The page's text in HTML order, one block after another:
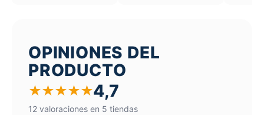
OPINIONES DEL
PRODUCTO
★★★★★4,7
12 valoraciones en 5 tiendas